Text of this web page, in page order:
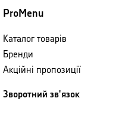
ProMenu
Каталог товарів
Бренди
Акційні пропозиції
Зворотний зв'язок